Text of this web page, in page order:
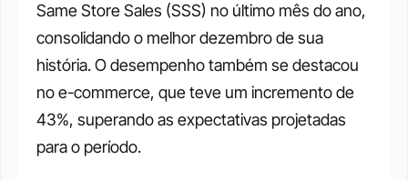
Same Store Sales (SSS) no último mês do ano,
consolidando o melhor dezembro de sua
história. O desempenho também se destacou
no e-commerce, que teve um incremento de
43%, superando as expectativas projetadas
para o período.